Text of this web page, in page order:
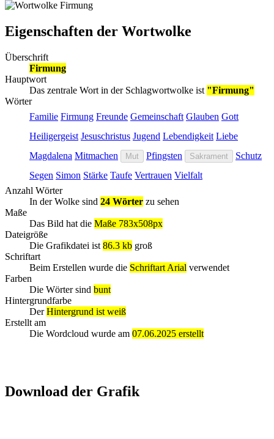
Eigenschaften der Wortwolke
Überschrift
Firmung
Hauptwort
Das zentrale Wort in der Schlagwortwolke ist "Firmung"
Wörter
Familie Firmung Freunde Gemeinschaft Glauben Gott
Heiligergeist Jesuschristus Jugend Lebendigkeit Liebe
Magdalena Mitmachen Mut Pfingsten Sakrament
Schutz
Segen Simon Stärke Taufe Vertrauen Vielfalt
Anzahl Wörter
In der Wolke sind 24 Wörter zu sehen
Maße
Das Bild hat die Maße 783x508px
Dateigröße
Die Grafikdatei ist 86.3 kb groß
Schriftart
Beim Erstellen wurde die Schriftart Arial verwendet
Farben
Die Wörter sind bunt
Hintergrundfarbe
DerHintergrund ist weiß
Erstellt am
Die Wordcloud wurde am 07.06.2025 erstellt
Download der Grafik